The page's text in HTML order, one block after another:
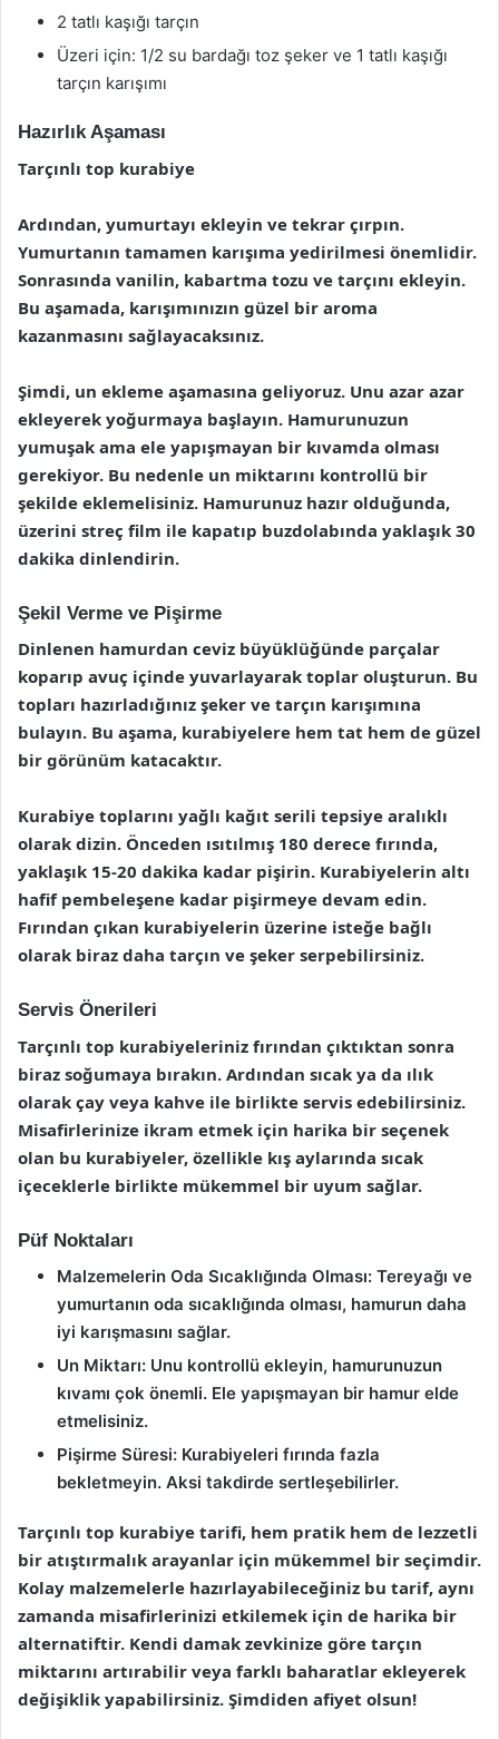
2 tatlı kaşığı tarçın
Üzeri için: 1/2 su bardağı toz şeker ve 1 tatlı kaşığı
tarçın karışımı
Hazırlık Aşaması
Tarçınlı top kurabiye
Ardından, yumurtayı ekleyin ve tekrar çırpın.
Yumurtanın tamamen karışıma yedirilmesi önemlidir.
Sonrasında vanilin, kabartma tozu ve tarçını ekleyin.
Bu aşamada, karışımınızın güzel bir aroma
kazanmasını sağlayacaksınız.
Şimdi, un ekleme aşamasına geliyoruz. Unu azar azar
ekleyerek yoğurmaya başlayın. Hamurunuzun
yumuşak ama ele yapışmayan bir kıvamda olması
gerekiyor. Bu nedenle un miktarını kontrollü bir
şekilde eklemelisiniz. Hamurunuz hazır olduğunda,
üzerini streç film ile kapatıp buzdolabında yaklaşık 30
dakika dinlendirin.
Şekil Verme ve Pişirme
Dinlenen hamurdan ceviz büyüklüğünde parçalar
koparıp avuç içinde yuvarlayarak toplar oluşturun. Bu
topları hazırladığınız şeker ve tarçın karışımına
bulayın. Bu aşama, kurabiyelere hem tat hem de güzel
bir görünüm katacaktır.
Kurabiye toplarını yağlı kağıt serili tepsiye aralıklı
olarak dizin. Önceden ısıtılmış 180 derece fırında,
yaklaşık 15-20 dakika kadar pişirin. Kurabiyelerin altı
hafif pembeleşene kadar pişirmeye devam edin.
Fırından çıkan kurabiyelerin üzerine isteğe bağlı
olarak biraz daha tarçın ve şeker serpebilirsiniz.
Servis Önerileri
Tarçınlı top kurabiyeleriniz fırından çıktıktan sonra
biraz soğumaya bırakın. Ardından sıcak ya da ılık
olarak çay veya kahve ile birlikte servis edebilirsiniz.
Misafirlerinize ikram etmek için harika bir seçenek
olan bu kurabiyeler, özellikle kış aylarında sıcak
içeceklerle birlikte mükemmel bir uyum sağlar.
Püf Noktaları
Malzemelerin Oda Sıcaklığında Olması: Tereyağı ve
yumurtanın oda sıcaklığında olması, hamurun daha
iyi karışmasını sağlar.
Un Miktarı: Unu kontrollü ekleyin, hamurunuzun
kıvamı çok önemli. Ele yapışmayan bir hamur elde
etmelisiniz.
Pişirme Süresi: Kurabiyeleri fırında fazla
bekletmeyin. Aksi takdirde sertleşebilirler.
Tarçınlı top kurabiye tarifi, hem pratik hem de lezzetli
bir atıştırmalık arayanlar için mükemmel bir seçimdir.
Kolay malzemelerle hazırlayabileceğiniz bu tarif, aynı
zamanda misafirlerinizi etkilemek için de harika bir
alternatiftir. Kendi damak zevkinize göre tarçın
miktarını artırabilir veya farklı baharatlar ekleyerek
değişiklik yapabilirsiniz. Şimdiden afiyet olsun!